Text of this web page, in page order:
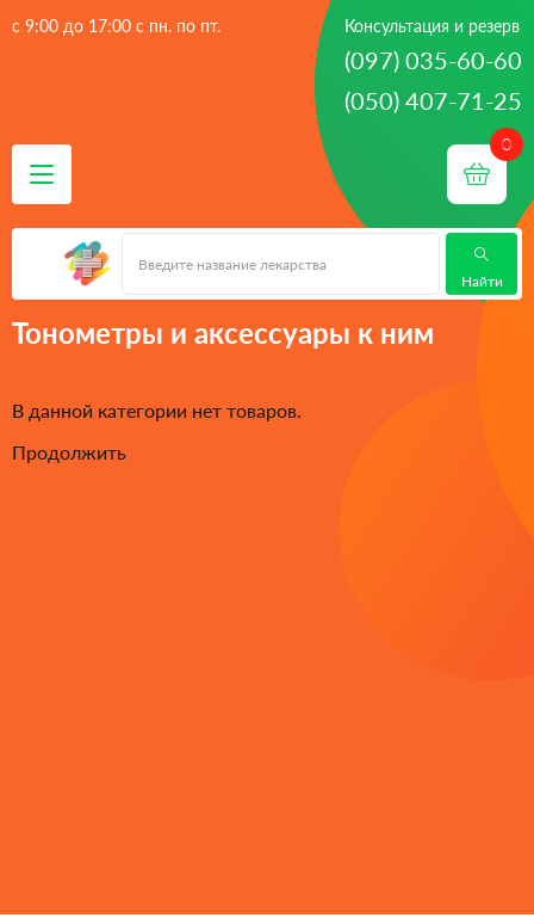
с 9:00 до 17:00 с пн. по пт. Консультация и резерв
(097) 035-60-60
(050) 407-71-25
Найти
Главная - Изделия медицинского назначения
Медицинская
техника - Тонометры и аксессуары к ним
Тонометры и аксессуары к ним
В данной категории нет товаров.
Продолжить